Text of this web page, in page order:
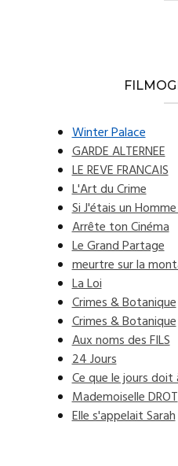
Winter Palace
GARDE ALTERNEE
LE REVE FRANCAIS
L'Art du Crime
Si J'étais un
Arrête ton Cinéma
Le Grand Partage
meurtre sur la
La Loi
Crimes & Botanique
Crimes & Botanique
Aux noms des FILS
24 Jours
Ce que le jours doit
Mademoiselle DROT
Elle s'appelait Sarah